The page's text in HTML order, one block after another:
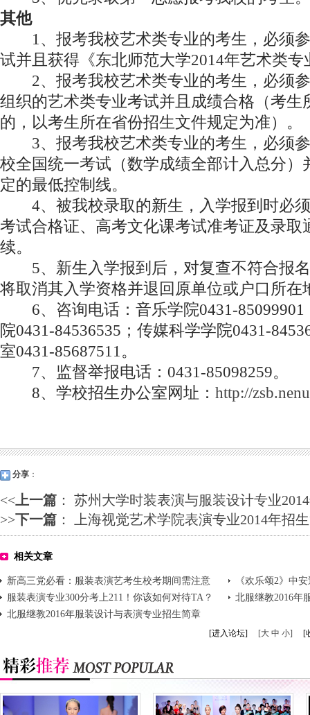
其他
1、报考我校艺术类专业的考生，必须参
试并且获得《东北师范大学2014年艺术类
2、报考我校艺术类专业的考生，必须参
组织的艺术类专业考试并且成绩合格（考生
的，以考生所在省份招生文件规定为准）。
3、报考我校艺术类专业的考生，必须参
校全国统一考试（数学成绩全部计入总分）
定的最低控制线。
4、被我校录取的新生，入学报到时必须
考试合格证、高考文化课考试准考证及录取
续。
5、新生入学报到后，对复查不符合报名
将取消其入学资格并退回原单位或户口所在
6、咨询电话：音乐学院0431-85099901
院0431-84536535；传媒科学学院0431-
室0431-85687511。
7、监督举报电话：0431-85098259。
8、学校招生办公室网址： http://
分享 ：
<<上一篇 ： 苏州大学时装表演与服装设计专业
>>下一篇 ： 上海视觉艺术学院表演专业2014年招
相关文章
新高三党必看：服装表演艺考生校考期间需注意
这8个问题
《欢乐颂2》中
瘦20公斤
服装表演专业300分考上211！你该如何对待TA？
北服继教2016年
北服继教2016年服装设计与表演专业招生简章
[进入论坛] [大 中 小] [